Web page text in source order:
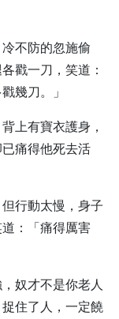
不防的忽施偷
戳一刀，笑道：
幾刀。」
上有寶衣護身，
痛得他死去活
行動太慢，身子
：「痛得厲害
奴才不是你老人
住了人，一定饒